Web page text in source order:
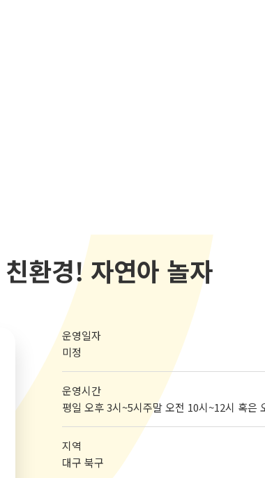
친환경! 자연아 놀자
운영일자
미정
운영시간
평일 오후 3시~5시주말 오전 10시~12시 혹은
지역
대구 북구